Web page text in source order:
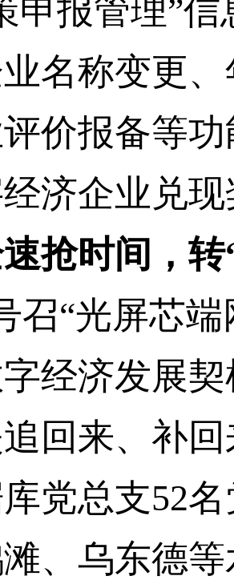
申报管理”
名称变更
价报备等
济企业兑
抢时间，转
召“光屏芯
经济发展
回来、补
党总支52
、乌东德